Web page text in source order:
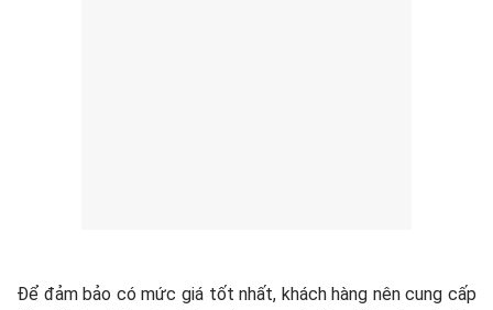
Để đảm bảo có mức giá tốt nhất, khách hàng nên cung cấp